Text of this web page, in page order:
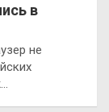
в
не